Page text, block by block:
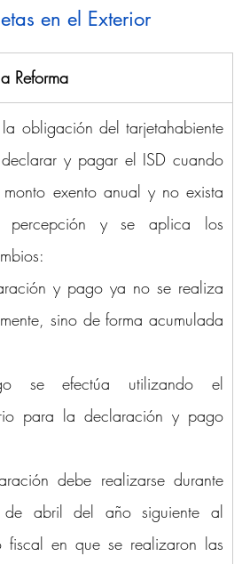
en el Exterior
Reforma
la obligación del tarjetahabiente
y pagar el ISD cuando
exento anual y no exista
percepción y se aplica los
y pago ya no se realiza
sino de forma acumulada
se efectúa utilizando el
para la declaración y pago
debe realizarse durante
abril del año siguiente al
fiscal en que se realizaron las